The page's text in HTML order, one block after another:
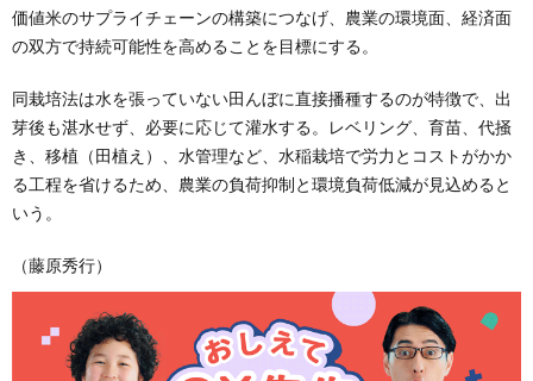
価値米のサプライチェーンの構築につなげ、農業の環境面、経済面
の双方で持続可能性を高めることを目標にする。
同栽培法は水を張っていない田んぼに直接播種するのが特徴で、出
芽後も湛水せず、必要に応じて灌水する。レベリング、育苗、代掻
き、移植（田植え）、水管理など、水稲栽培で労力とコストがかか
る工程を省けるため、農業の負荷抑制と環境負荷低減が見込めると
いう。
（藤原秀行）